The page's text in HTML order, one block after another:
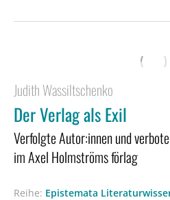
Judith Wassiltschenko
Der Verlag als Exil
Verfolgte Autor:innen und
im Axel Holmströms förlag
Reihe: Epistemata